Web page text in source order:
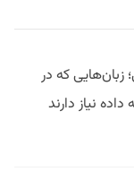
زبان‌هایی که در
نیاز دارند